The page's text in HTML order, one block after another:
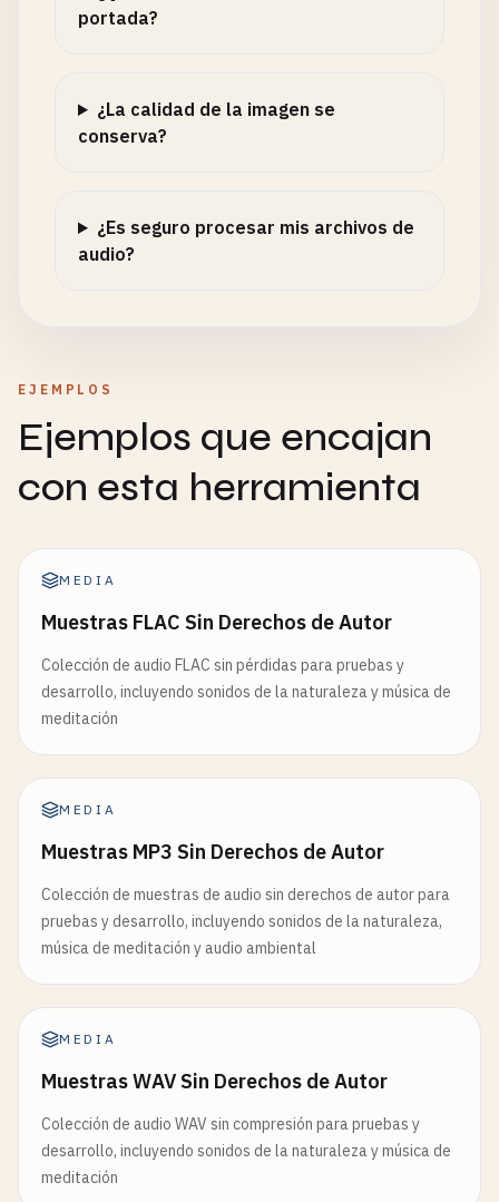
portada?
¿La calidad de la imagen se
conserva?
¿Es seguro procesar mis archivos de
audio?
EJEMPLOS
Ejemplos que encajan
con esta herramienta
MEDIA
Muestras FLAC Sin Derechos de Autor
Colección de audio FLAC sin pérdidas para pruebas y
desarrollo, incluyendo sonidos de la naturaleza y música de
meditación
MEDIA
Muestras MP3 Sin Derechos de Autor
Colección de muestras de audio sin derechos de autor para
pruebas y desarrollo, incluyendo sonidos de la naturaleza,
música de meditación y audio ambiental
MEDIA
Muestras WAV Sin Derechos de Autor
Colección de audio WAV sin compresión para pruebas y
desarrollo, incluyendo sonidos de la naturaleza y música de
meditación